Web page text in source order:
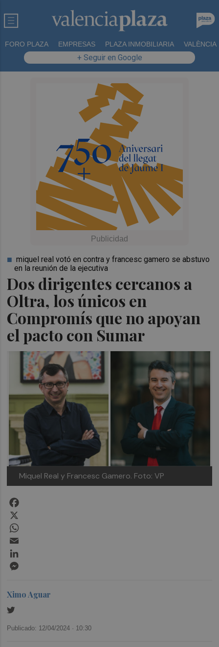
FORO PLAZA EMPRESAS PLAZA INMOBILIARIA VALÈNCIA
+ Seguir en Google
Dos dirigentes cercanos a
Oltra, los únicos en
Compromís que no apoyan
el pacto con Sumar
miquel real votó en contra y francesc gamero se abstuvo
en la reunión de la ejecutiva
Miquel Real y Francesc Gamero. Foto: VP
Ximo Aguar
Publicado: 12/04/2024 · 10:30